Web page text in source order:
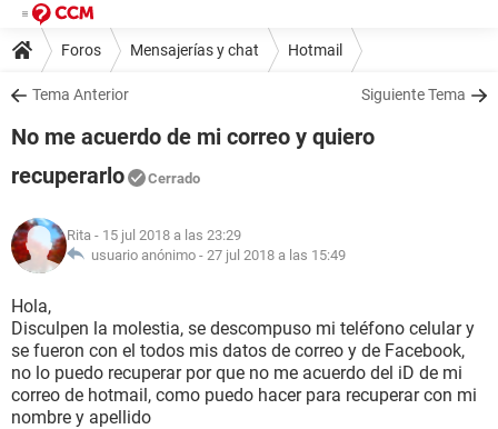
Foros Mensajerías y chat Hotmail
Tema Anterior Siguiente Tema
No me acuerdo de mi correo y quiero
recuperarlo
Cerrado
Rita - 15 jul 2018 a las 23:29
usuario anónimo - 27 jul 2018 a las 15:49
Hola,
Disculpen la molestia, se descompuso mi teléfono celular y
se fueron con el todos mis datos de correo y de Facebook,
no lo puedo recuperar por que no me acuerdo del iD de mi
correo de hotmail, como puedo hacer para recuperar con mi
nombre y apellido